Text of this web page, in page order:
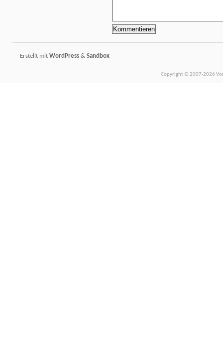
Erstellt mit WordPress & Sandbox
Copyright © 2007-2026